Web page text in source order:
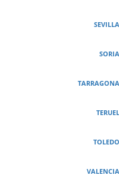
SEVILLA
SORIA
TARRAGONA
TERUEL
TOLEDO
VALENCIA